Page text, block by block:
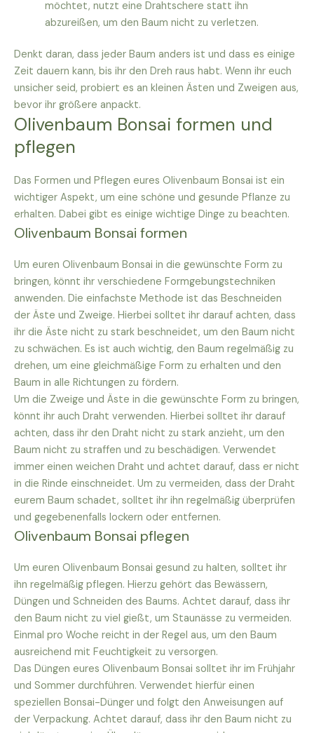
möchtet, nutzt eine Drahtschere statt ihn
abzureißen, um den Baum nicht zu verletzen.
Denkt daran, dass jeder Baum anders ist und dass es einige
Zeit dauern kann, bis ihr den Dreh raus habt. Wenn ihr euch
unsicher seid, probiert es an kleinen Ästen und Zweigen aus,
bevor ihr größere anpackt.
Olivenbaum Bonsai formen und
pflegen
Das Formen und Pflegen eures Olivenbaum Bonsai ist ein
wichtiger Aspekt, um eine schöne und gesunde Pflanze zu
erhalten. Dabei gibt es einige wichtige Dinge zu beachten.
Olivenbaum Bonsai formen
Um euren Olivenbaum Bonsai in die gewünschte Form zu
bringen, könnt ihr verschiedene Formgebungstechniken
anwenden. Die einfachste Methode ist das Beschneiden
der Äste und Zweige. Hierbei solltet ihr darauf achten, dass
ihr die Äste nicht zu stark beschneidet, um den Baum nicht
zu schwächen. Es ist auch wichtig, den Baum regelmäßig zu
drehen, um eine gleichmäßige Form zu erhalten und den
Baum in alle Richtungen zu fördern.
Um die Zweige und Äste in die gewünschte Form zu bringen,
könnt ihr auch Draht verwenden. Hierbei solltet ihr darauf
achten, dass ihr den Draht nicht zu stark anzieht, um den
Baum nicht zu straffen und zu beschädigen. Verwendet
immer einen weichen Draht und achtet darauf, dass er nicht
in die Rinde einschneidet. Um zu vermeiden, dass der Draht
eurem Baum schadet, solltet ihr ihn regelmäßig überprüfen
und gegebenenfalls lockern oder entfernen.
Olivenbaum Bonsai pflegen
Um euren Olivenbaum Bonsai gesund zu halten, solltet ihr
ihn regelmäßig pflegen. Hierzu gehört das Bewässern,
Düngen und Schneiden des Baums. Achtet darauf, dass ihr
den Baum nicht zu viel gießt, um Staunässe zu vermeiden.
Einmal pro Woche reicht in der Regel aus, um den Baum
ausreichend mit Feuchtigkeit zu versorgen.
Das Düngen eures Olivenbaum Bonsai solltet ihr im Frühjahr
und Sommer durchführen. Verwendet hierfür einen
speziellen Bonsai-Dünger und folgt den Anweisungen auf
der Verpackung. Achtet darauf, dass ihr den Baum nicht zu